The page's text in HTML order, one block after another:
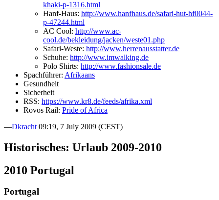
khaki-p-1316.html
Hanf-Haus: http://www.hanfhaus.de/safari-hut-hf0044-
p-47244.html
AC Cool: http://www.ac-
cool.de/bekleidung/jacken/weste01.php
Safari-Weste: http://www.herrenausstatter.de
Schuhe: http://www.imwalking.de
Polo Shirts: http://www.fashionsale.de
Spachführer: Afrikaans
Gesundheit
Sicherheit
RSS: https://www.kr8.de/feeds/afrika.xml
Rovos Rail: Pride of Africa
—Dkracht 09:19, 7 July 2009 (CEST)
Historisches: Urlaub 2009-2010
2010 Portugal
Portugal